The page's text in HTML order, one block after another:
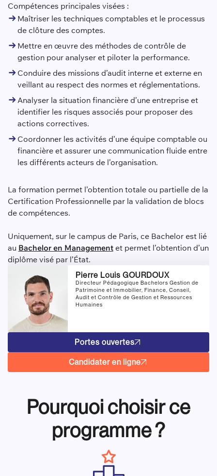
Compétences principales visées :
Maîtriser les techniques comptables et le processus
de clôture des comptes.
Mettre en œuvre des méthodes de contrôle de
gestion pour analyser et piloter la performance.
Conduire des missions d’audit interne et externe en
veillant au respect des normes et réglementations.
Analyser la situation financière d’une entreprise et
identifier les risques associés pour proposer des
actions correctives.
Coordonner les activités d’une équipe comptable ou
financière et assurer une communication fluide entre
les différents acteurs de l’organisation.
La formation permet l’obtention totale ou partielle de la
Certification Professionnelle par la validation de blocs
de compétences.
Uniquement, sur le campus de Paris, ce Bachelor est lié
au Bachelor en Managementet permet l’obtention d’un
diplôme visé par l’État.
Pierre Louis GOURDOUX
Directeur Pédagogique Bachelors Gestion de
Patrimoine et Immobilier, Finance, Conseil,
Audit et Contrôle de Gestion et Ressources
Humaines
Portes ouvertes
Candidater en ligne
Pourquoi choisir ce
programme ?